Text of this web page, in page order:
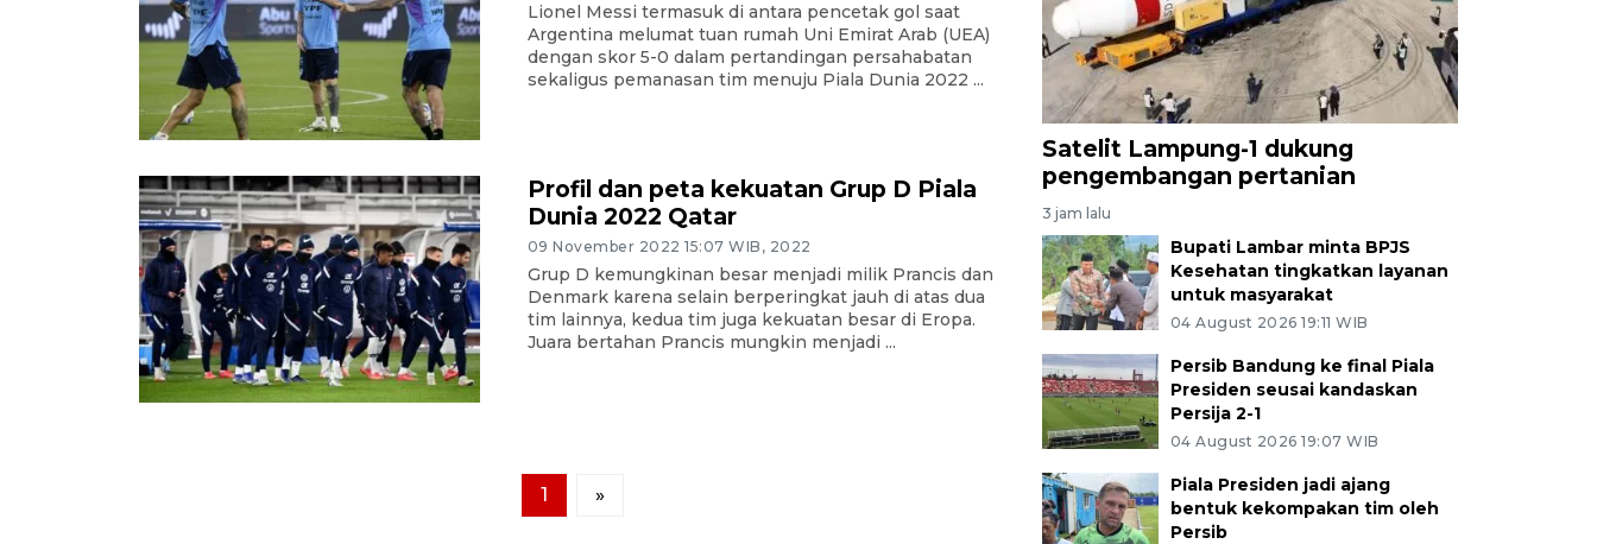
Lionel Messi termasuk di antara pencetak gol saat
Argentina melumat tuan rumah Uni Emirat Arab (UEA)
dengan skor 5-0 dalam pertandingan persahabatan
sekaligus pemanasan tim menuju Piala Dunia 2022 ...
Profil dan peta kekuatan Grup D Piala
Dunia 2022 Qatar
09 November 2022 15:07 WIB, 2022
Grup D kemungkinan besar menjadi milik Prancis dan
Denmark karena selain berperingkat jauh di atas dua
tim lainnya, kedua tim juga kekuatan besar di Eropa.
Juara bertahan Prancis mungkin menjadi ...
1 »
Satelit Lampung-1 dukung
pengembangan pertanian
3 jam lalu
Bupati Lambar minta BPJS
Kesehatan tingkatkan layanan
untuk masyarakat
04 August 2026 19:11 WIB
Persib Bandung ke final Piala
Presiden seusai kandaskan
Persija 2-1
04 August 2026 19:07 WIB
Piala Presiden jadi ajang
bentuk kekompakan tim oleh
Persib